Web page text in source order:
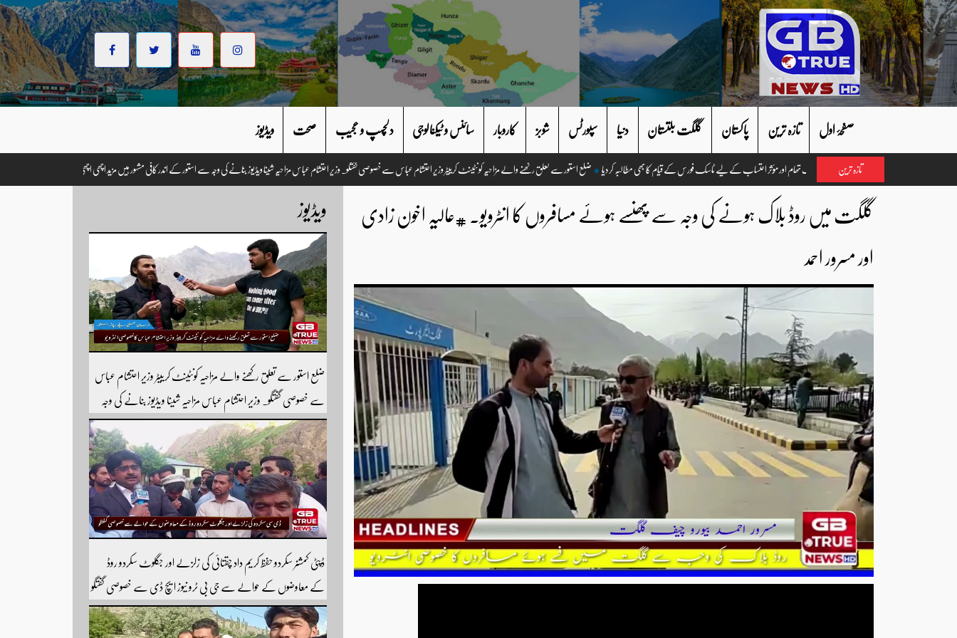
صفحۂ اول تازہ ترین پاکستان گلگت بلتستان دنیا سپورٹس شوبز کاروبار سائنس و ٹیکنالوجی دلچسپ و عجیب صحت ویڈیوز
تازہ ترین ضلع استور سے تعلق رکھنے والے مزاحیہ کونٹینٹ کرییٹر وزیر احتشام عباس سے خصوصی گفتگو۔ وزیر احتشام عباس مزاحیہ شینا ویڈیوز بنانے کی وجہ سے استور کے اندر کافی مشہور ہیں مزید اچھی اچھی
گلگت میں روڈ بلاک ہونے کی وجہ سے پھنسے ہوئے مسافروں کا انٹرویو۔ #عالیہ اخون زادی
اور مسرور احمد
ویڈیوز
ضلع استور سے تعلق رکھنے والے مزاحیہ کونٹینٹ کرییٹر وزیر احتشام عباس
سے خصوصی گفتگو۔ وزیر احتشام عباس مزاحیہ شینا ویڈیوز بنانے کی وجہ
سے استور کے اندر کافی مشہور ہیں مزید اچھی اچھی ویڈیوز دیکھنے کے لئے
ہمارے یوٹیوب چینل کو سبسکرائب کریں
ڈپٹی کمشنر سکردو حفظ کریم داد چقتائی کی زلزلے اور جگلوٹ سکردو روڈ
کے معاوضوں کے حوالے سے جی بی ٹرو نیوز ایچ ڈی سے خصوصی گفتگو
رپورٹر شیر افضل روندو